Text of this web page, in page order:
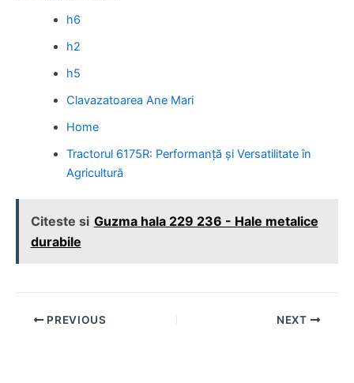
h6
h2
h5
Clavazatoarea Ane Mari
Home
Tractorul 6175R: Performanță și Versatilitate în
Agricultură
Citeste si Guzma hala 229 236 - Hale metalice
durabile
Post PREVIOUS NEXT